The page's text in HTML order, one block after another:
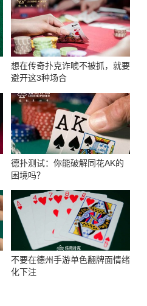
想在传奇扑克诈唬不被抓，就要
避开这3种场合
德扑测试：你能破解同花AK的
困境吗？
不要在德州手游单色翻牌面情绪
化下注